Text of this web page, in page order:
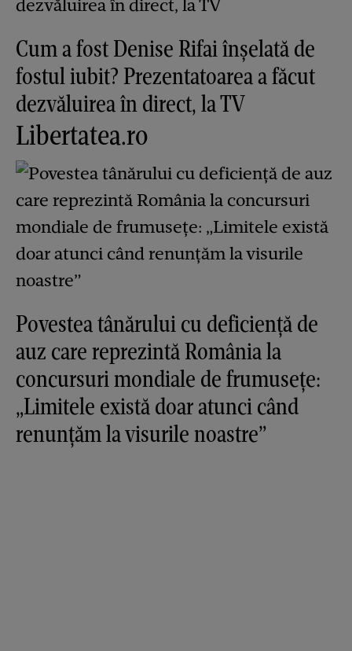
Cum a fost Denise Rifai înșelată de
fostul iubit? Prezentatoarea a făcut
dezvăluirea în direct, la TV
Libertatea.ro
Povestea tânărului cu deficiență de
auz care reprezintă România la
concursuri mondiale de frumusețe:
„Limitele există doar atunci când
renunțăm la visurile noastre”